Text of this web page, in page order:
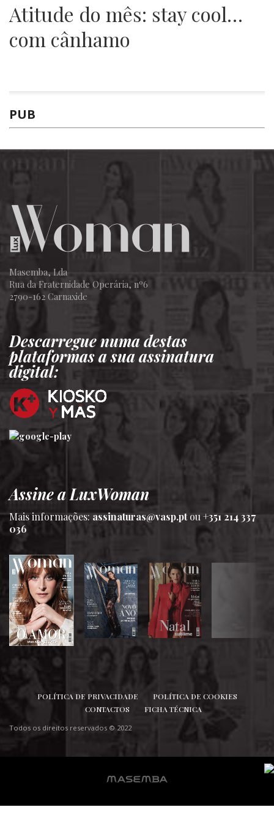
SIGA-NOS
Atitude do mês: stay cool…
com cânhamo
PUB
Masemba, Lda
Rua da Fraternidade Operária, nº6
2790-162 Carnaxide
Descarregue numa destas
plataformas a sua assinatura
digital:
Assine a LuxWoman
Mais informações:assinaturas@vasp.ptou +351 214 337
036
POLÍTICA DE PRIVACIDADE
POLÍTICA DE COOKIES
CONTACTOS
FICHA TÉCNICA
Todos os direitos reservados © 2022